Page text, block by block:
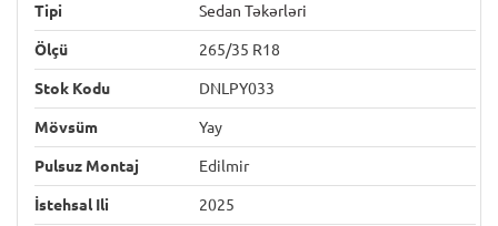
Tipi Sedan Təkərləri
Ölçü 265/35 R18
Stok Kodu DNLPY033
Mövsüm Yay
Pulsuz Montaj Edilmir
İstehsal Ili 2025